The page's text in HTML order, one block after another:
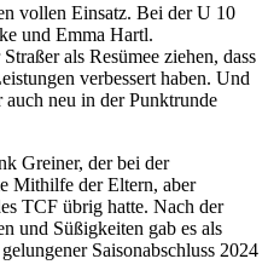
vollen Einsatz. Bei der U 10
und Emma Hartl.
als Resümee ziehen, dass
verbessert haben. Und
auch neu in der Punktrunde
Greiner, der bei der
Mithilfe der Eltern, aber
TCF übrig hatte. Nach der
und Süßigkeiten gab es als
Saisonabschluss 2024